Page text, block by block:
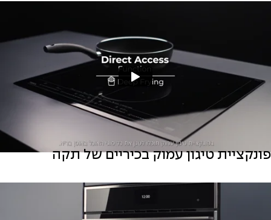
פונקציית טיגון עמוק בכיריים של תקה